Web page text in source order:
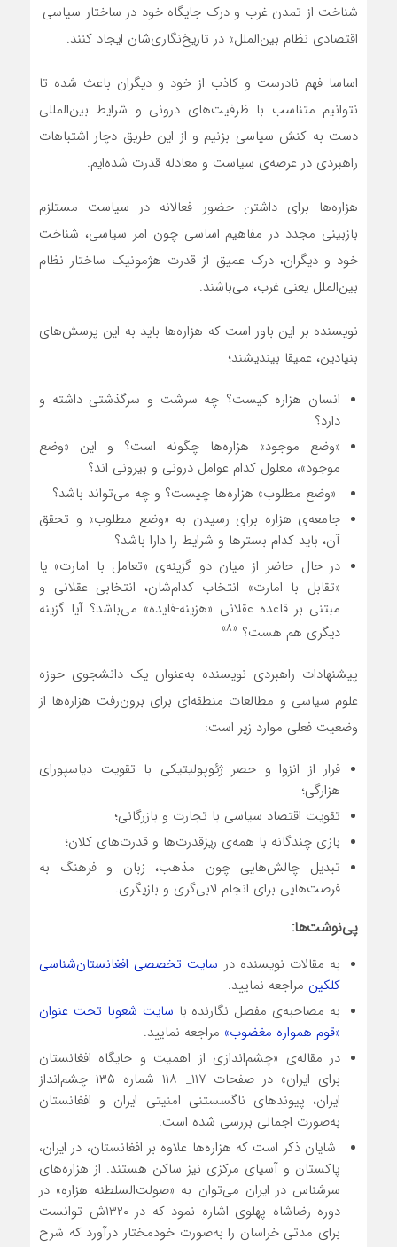
شناخت از تمدن غرب و درک جایگاه خود در ساختار سیاسی-
اقتصادی نظام بین‌الملل» در تاریخ‌نگاری‌شان ایجاد کنند.
اساسا فهم نادرست و کاذب از خود و دیگران باعث شده تا
نتوانیم متناسب با ظرفیت‌های درونی و شرایط بین‌المللی
دست به کنش سیاسی بزنیم و از این طریق دچار اشتباهات
راهبردی در عرصه‌ی سیاست و معادله قدرت شده‌ایم.
هزاره‌ها برای داشتن حضور فعالانه در سیاست مستلزم
بازبینی مجدد در مفاهیم اساسی چون امر سیاسی، شناخت
خود و دیگران، درک عمیق از قدرت هژمونیک ساختار نظام
بین‌الملل یعنی غرب، می‌باشند.
نویسنده بر این باور است که هزاره‌ها باید به این پرسش‌های
بنیادین، عمیقا بیندیشند؛
انسان هزاره کیست؟ چه سرشت و سرگذشتی داشته و
دارد؟
«وضع موجود» هزاره‌ها چگونه است؟ و این «وضع
موجود»، معلول کدام عوامل درونی و بیرونی ‌اند؟
«وضع مطلوب» هزاره‌ها چیست؟ و چه می‌تواند باشد؟
جامعه‌ی هزاره برای رسیدن به «وضع مطلوب» و تحقق
آن، باید کدام بسترها و شرایط را دارا باشد؟
در حال حاضر از میان دو گزینه‌ی «تعامل با امارت» یا
«تقابل با امارت» انتخاب کدام‌شان، انتخابی عقلانی و
مبتنی بر قاعده عقلانی «هزینه-فایده» می‌باشد؟ آیا گزینه
دیگری هم هست؟ «۸»
پیشنهادات راهبردی نویسنده به‌عنوان یک دانشجوی حوزه
علوم سیاسی و مطالعات منطقه‌ای برای برون‌رفت هزاره‌ها از
وضعیت فعلی موارد زیر است:
فرار از انزوا و حصر ژئوپولیتیکی با تقویت دیاسپورای
هزارگی؛
تقویت اقتصاد سیاسی با تجارت و بازرگانی؛
بازی چندگانه با همه‌ی ریزقدرت‌ها و قدرت‌های کلان؛
تبدیل چالش‌هایی چون مذهب، زبان و فرهنگ به
فرصت‌هایی برای انجام لابی‌گری و بازیگری.
پی‌نوشت‌ها:
به مقالات نویسنده در سایت تخصصی افغانستان‌شناسی
کلکین مراجعه نمایید.
به مصاحبه‌ی مفصل نگارنده با سایت شعوبا تحت عنوان
«قوم همواره مغضوب» مراجعه نمایید.
در مقاله‌ی «چشم‌اندازی از اهمیت و جایگاه افغانستان
برای ایران» در صفحات ۱۱۷_ ۱۱۸ شماره ۱۳۵ چشم‌انداز
ایران، پیوندهای ناگسستنی امنیتی ایران و افغانستان
به‌صورت اجمالی بررسی شده است.
شایان ذکر است که هزاره‌ها علاوه بر افغانستان، در ایران،
پاکستان و آسیای مرکزی نیز ساکن هستند. از هزاره‌های
سرشناس در ایران می‌توان به «صولت‌السلطنه هزاره» در
دوره رضاشاه پهلوی اشاره نمود که در ۱۳۲۰ش توانست
برای مدتی خراسان را به‌صورت خودمختار درآورد که شرح